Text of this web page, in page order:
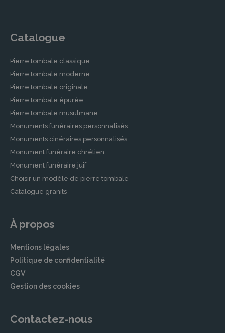
Catalogue
Pierre tombale classique
Pierre tombale moderne
Pierre tombale originale
Pierre tombale épurée
Pierre tombale musulmane
Monuments funéraires personnalisés
Monuments cinéraires personnalisés
Monument funéraire chrétien
Monument funéraire juif
Choisir un modèle de pierre tombale
Catalogue granits
À propos
Mentions légales
Politique de confidentialité
CGV
Gestion des cookies
Contactez-nous